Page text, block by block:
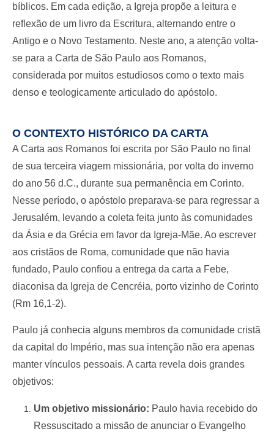
bíblicos. Em cada edição, a Igreja propõe a leitura e
reflexão de um livro da Escritura, alternando entre o
Antigo e o Novo Testamento. Neste ano, a atenção volta-
se para a Carta de São Paulo aos Romanos,
considerada por muitos estudiosos como o texto mais
denso e teologicamente articulado do apóstolo.
O CONTEXTO HISTÓRICO DA CARTA
A Carta aos Romanos foi escrita por São Paulo no final
de sua terceira viagem missionária, por volta do inverno
do ano 56 d.C., durante sua permanência em Corinto.
Nesse período, o apóstolo preparava-se para regressar a
Jerusalém, levando a coleta feita junto às comunidades
da Ásia e da Grécia em favor da Igreja-Mãe. Ao escrever
aos cristãos de Roma, comunidade que não havia
fundado, Paulo confiou a entrega da carta a Febe,
diaconisa da Igreja de Cencréia, porto vizinho de Corinto
(Rm 16,1-2).
Paulo já conhecia alguns membros da comunidade cristã
da capital do Império, mas sua intenção não era apenas
manter vínculos pessoais. A carta revela dois grandes
objetivos:
Um objetivo missionário: Paulo havia recebido do
Ressuscitado a missão de anunciar o Evangelho